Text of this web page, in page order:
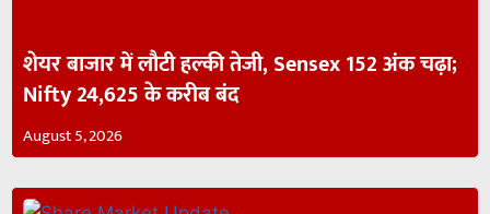
शेयर बाजार में लौटी हल्की तेजी, Sensex 152 अंक चढ़ा;
Nifty 24,625 के करीब बंद
August 5, 2026